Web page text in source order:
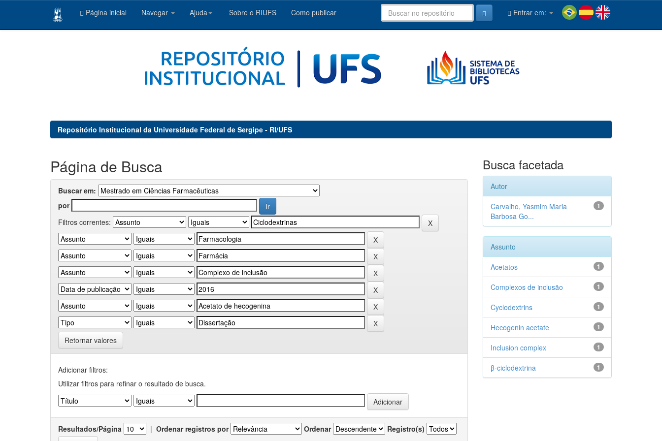
Página inicial Navegar Ajuda Sobre o RIUFS Como publicar Entrar em:
Repositório Institucional da Universidade Federal de Sergipe - RI/UFS
Página de Busca
Buscar em:
por
Filtros correntes:
Retornar valores
Adicionar filtros:
Utilizar filtros para refinar o resultado de busca.
Resultados/Página | Ordenar registros por Ordenar Registro(s)
Busca facetada
Autor
1
Carvalho, Yasmim Maria
Barbosa Go...
Assunto
1
Acetatos
1
Complexos de inclusão
1
Cyclodextrins
1
Hecogenin acetate
1
Inclusion complex
1
β-ciclodextrina